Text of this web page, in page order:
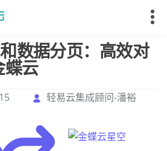
数据分页：高效对
蝶云
轻易云集成顾问-潘裕